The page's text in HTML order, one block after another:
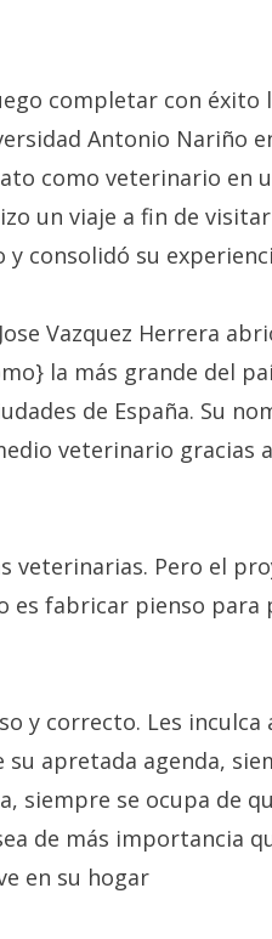
completar con éxito
Antonio Nariño
como veterinario en
un viaje a fin de
consolidó su
Vazquez Herrera
la más grande del
de España. Su
veterinario gracias
veterinarias. Pero el
es fabricar pienso para
y correcto. Les inculca
apretada agenda,
siempre se ocupa de
de más importancia
en su hogar